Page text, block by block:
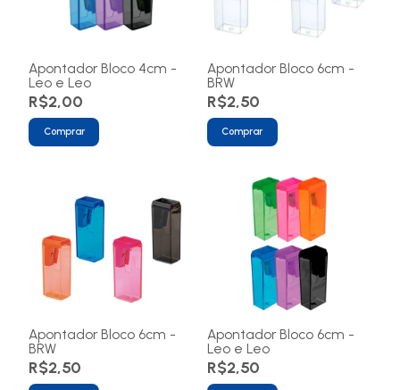
Apontador Bloco 4cm -
Leo e Leo
R$2,00
Comprar
Apontador Bloco 6cm -
BRW
R$2,50
Comprar
Apontador Bloco 6cm -
BRW
R$2,50
Apontador Bloco 6cm -
Leo e Leo
R$2,50